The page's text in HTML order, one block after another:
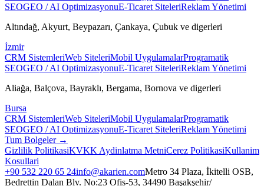
SEOGEO / AI OptimizasyonuE-Ticaret SiteleriReklam Yönetimi
Altındağ, Akyurt, Beypazarı, Çankaya, Çubuk ve digerleri
İzmir
CRM SistemleriWeb SiteleriMobil UygulamalarProgramatik
SEOGEO / AI OptimizasyonuE-Ticaret SiteleriReklam Yönetimi
Aliağa, Balçova, Bayraklı, Bergama, Bornova ve digerleri
Bursa
CRM SistemleriWeb SiteleriMobil UygulamalarProgramatik
SEOGEO / AI OptimizasyonuE-Ticaret SiteleriReklam Yönetimi
Tum Bolgeler →
Gizlilik PolitikasiKVKK Aydinlatma MetniCerez PolitikasiKullanim
Kosullari
+90 532 220 65 24info@akarien.comMetro 34 Plaza, İkitelli OSB,
Bedrettin Dalan Blv. No:23 Ofis-53, 34490 Başakşehir/